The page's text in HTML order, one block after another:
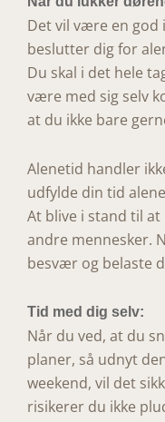
Det vil være en god
beslutter dig for
Du skal i det hele
være med sig selv
at du ikke bare
Alenetid handler
udfylde din tid
At blive i stand til
andre mennesker.
besvær og belaste
Tid med dig selv:
Når du ved, at du
planer, så udnyt
weekend, vil det
risikerer du ikke